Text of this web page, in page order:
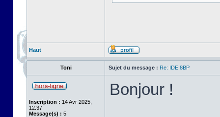
Haut
Toni Sujet du message : Re: IDE 8BP
Inscription : 14 Avr 2025,
12:37
Message(s) : 5
Bonjour !